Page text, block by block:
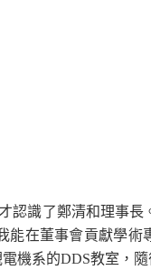
認識了鄭清和理事
在董事會貢獻學
機系的DDS教室，